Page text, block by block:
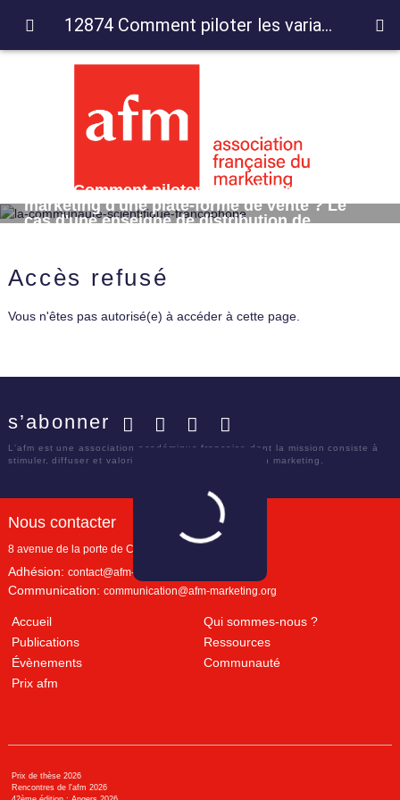
12874 Comment piloter les variables
marketing d'une plate-forme de vente ? Le
cas d'une enseigne de distribution de
Accès refusé
Vous n'êtes pas autorisé(e) à accéder à cette page.
s’abonner
L'afm est une association académique française dont la mission consiste à
stimuler, diffuser et valoriser le savoir scientifique en marketing.
Nous contacter
8 avenue de la porte de Champerret
Adhésion: contact@afm-marketing.org
Communication: communication@afm-marketing.org
Accueil
Qui sommes-nous ?
Publications
Ressources
Évènements
Communauté
Prix afm
Prix de thèse 2026
Rencontres de l'afm 2026
12874 Comment piloter les variables marketing d'une plate-forme de vente ? Le cas d'une enseigne de distribution de véhicules d'occasion.